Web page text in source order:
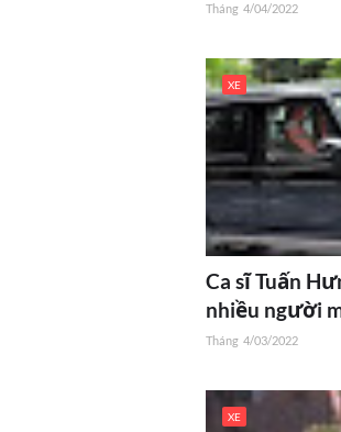
Tháng 4/04/2022
XE
Ca sĩ Tuấn
nhiều người
Tháng 4/03/2022
XE